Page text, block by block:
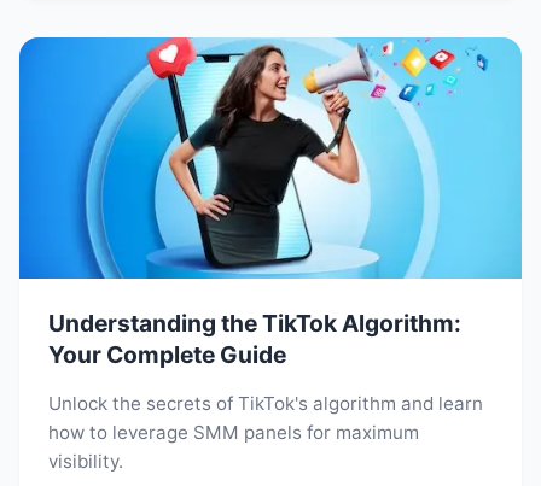
Understanding the TikTok Algorithm:
Your Complete Guide
Unlock the secrets of TikTok's algorithm and learn
how to leverage SMM panels for maximum
visibility.